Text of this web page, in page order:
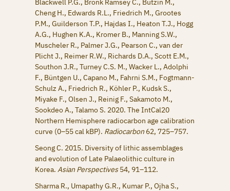
Cheng H., Edwards R.L., Friedrich M., Grootes
P.M., Guilderson T.P., Hajdas I., Heaton T.J., Hogg
A.G., Hughen K.A., Kromer B., Manning S.W.,
Muscheler R., Palmer J.G., Pearson C., van der
Plicht J., Reimer R.W., Richards D.A., Scott E.M.,
Southon J.R., Turney C.S. M., Wacker L., Adolphi
F., Büntgen U., Capano M., Fahrni S.M., Fogtmann-
Schulz A., Friedrich R., Köhler P., Kudsk S.,
Miyake F., Olsen J., Reinig F., Sakamoto M.,
Sookdeo A., Talamo S. 2020. The IntCal20
Northern Hemisphere radiocarbon age calibration
curve (0–55 cal kBP). Radiocarbon 62, 725–757.
Seong C. 2015. Diversity of lithic assemblages
and evolution of Late Palaeolithic culture in
Korea. Asian Perspectives54, 91–112.
Sharma R., Umapathy G.R., Kumar P., Ojha S.,